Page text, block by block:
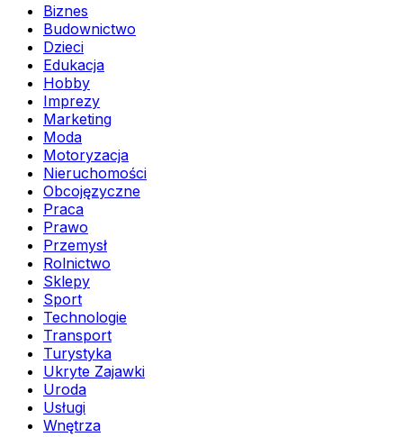
Biznes
Budownictwo
Dzieci
Edukacja
Hobby
Imprezy
Marketing
Moda
Motoryzacja
Nieruchomości
Obcojęzyczne
Praca
Prawo
Przemysł
Rolnictwo
Sklepy
Sport
Technologie
Transport
Turystyka
Ukryte Zajawki
Uroda
Usługi
Wnętrza